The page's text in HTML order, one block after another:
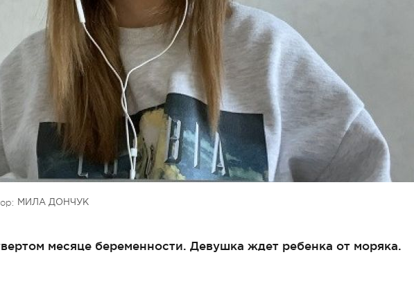
МИЛА ДОНЧУК
месяце беременности. Девушка ждет ребенка от моряка.